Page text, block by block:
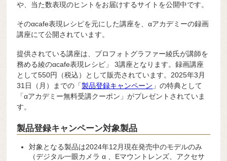
や、当た数表現のヒントをお届けするサイトを公開中です。
そのαcafe表現レシピを元にした講座を、αアカデミーの録画
講座にて公開されています。
提供されている講座は、プロフォトグラファー綾氏が講師を
務める綾のαcafe表現レシピ」 3講座となります。録画講座
として550円（税込）として販売されています。2025年3月
31日（月）までの「製品登録キャンペーン 」の特典として
「αアカデミー無料受講クーポン」がプレゼントされていま
す。
製品登録キャンペーン対象製品
対象となる製品は2024年12月現在発売中のモデルのみ
（デジタル一眼カメラ α 、Eマウントレンズ、アクセサ